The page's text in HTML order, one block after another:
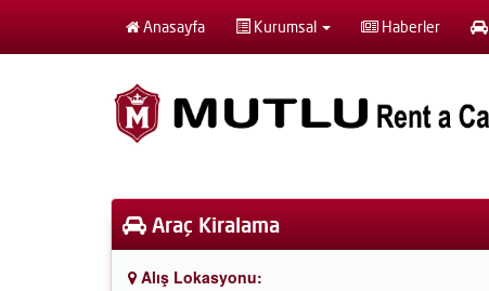
Anasayfa Kurumsal Haberler
Araç Kiralama
Alış Lokasyonu: